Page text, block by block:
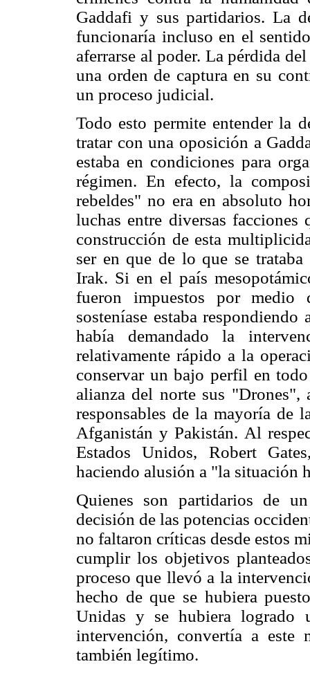
Gaddafi y sus partidarios. La
funcionaría incluso en el
aferrarse al poder. La pérdida
una orden de captura en su
un proceso judicial.
Todo esto permite entender la
tratar con una oposición a
estaba en condiciones para
régimen. En efecto, la
rebeldes" no era en absoluto
luchas entre diversas
construcción de esta
ser en que de lo que se
Irak. Si en el país
fueron impuestos por medio
sosteníase estaba
había demandado la
relativamente rápido a la
conservar un bajo perfil en
alianza del norte sus
responsables de la mayoría de
Afganistán y Pakistán. Al
Estados Unidos, Robert
haciendo alusión a "la situación
Quienes son partidarios de
decisión de las potencias
no faltaron críticas desde estos
cumplir los objetivos
proceso que llevó a la
hecho de que se hubiera
Unidas y se hubiera logrado
intervención, convertía a
también legítimo.